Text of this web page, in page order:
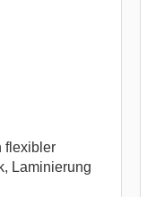
flexibler
Laminierung